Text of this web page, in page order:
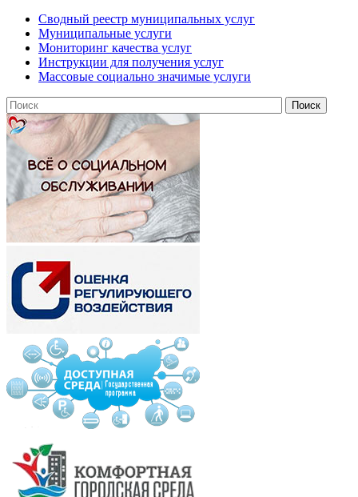
Сводный реестр муниципальных услуг
Муниципальные услуги
Мониторинг качества услуг
Инструкции для получения услуг
Массовые социально значимые услуги